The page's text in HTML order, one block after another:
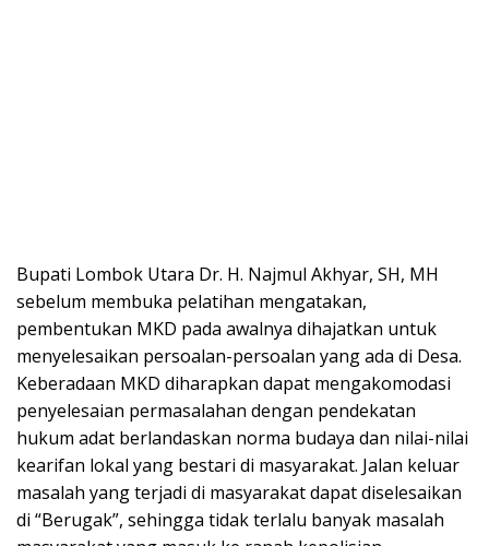
Bupati Lombok Utara Dr. H. Najmul Akhyar, SH, MH
sebelum membuka pelatihan mengatakan,
pembentukan MKD pada awalnya dihajatkan untuk
menyelesaikan persoalan-persoalan yang ada di Desa.
Keberadaan MKD diharapkan dapat mengakomodasi
penyelesaian permasalahan dengan pendekatan
hukum adat berlandaskan norma budaya dan nilai-nilai
kearifan lokal yang bestari di masyarakat. Jalan keluar
masalah yang terjadi di masyarakat dapat diselesaikan
di “Berugak”, sehingga tidak terlalu banyak masalah